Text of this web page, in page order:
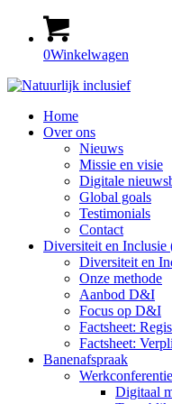
0Winkelwagen
Home
Over ons
Nieuws
Missie en visie
Digitale
Global goals
Testimonials
Contact
Diversiteit en
Diversiteit en
Onze methode
Aanbod D&I
Focus op D&I
Factsheet:
Factsheet:
Banenafspraak
Werkconferentie
Digitaal